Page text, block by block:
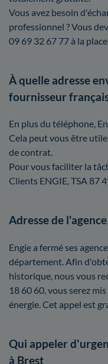
Vous avez besoin
professionnel ? Vous
09 69 32 67 77 à la
À quelle adresse
fournisseur
En plus du téléphone,
Cela peut vous être
de contrat.
Pour vous faciliter la
Clients ENGIE, TSA 87
Adresse de
Engie a fermé ses
département. Afin
historique, nous vous
18 60 60, vous serez
énergie. Cet appel est
Qui appeler
à Brest